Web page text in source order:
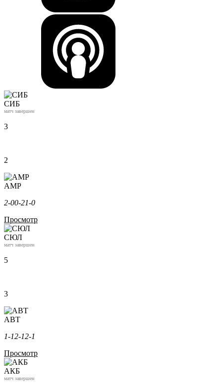
СИБ
матч завершен
3
2
АМР
2-00-21-0
Просмотр
СЮЛ
матч завершен
5
3
АВТ
1-12-12-1
Просмотр
АКБ
матч завершен